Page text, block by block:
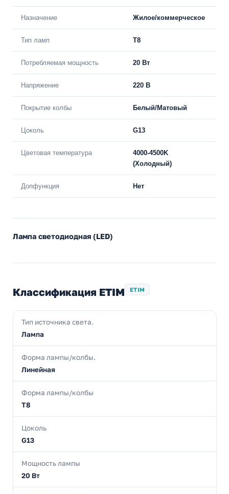
Назначение Жилое/коммерческое
Тип ламп T8
Потребляемая мощность 20 Вт
Напряжение 220 В
Покрытие колбы Белый/Матовый
Цоколь G13
Цветовая температура
4000-4500K
(Холодный)
Допфункция Нет
Лампа светодиодная (LED)
Классификация ETIM ETIM
Тип источника света.
Лампа
Форма лампы/колбы.
Линейная
Форма лампы/колбы
T8
Цоколь
G13
Мощность лампы
20 Вт